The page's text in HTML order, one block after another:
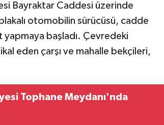
Bayraktar Caddesi üzerinde
otomobilin sürücüsü, cadde
başladı. Çevredeki
eden çarşı ve mahalle bekçileri,
Tophane Meydanı'nda